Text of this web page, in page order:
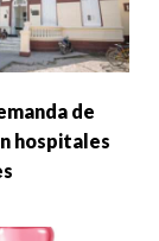
de
hospitales